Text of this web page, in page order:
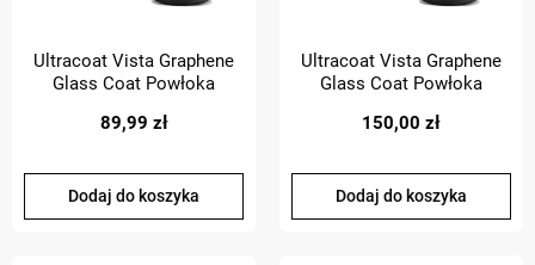
Ultracoat Vista Graphene
Glass Coat Powłoka
15ml
89,99 zł
Dodaj do koszyka
Ultracoat Vista Graphene
Glass Coat Powłoka
30ml
150,00 zł
Dodaj do koszyka